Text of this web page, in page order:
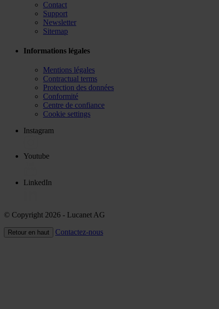
Contact
Support
Newsletter
Sitemap
Informations légales
Mentions légales
Contractual terms
Protection des données
Conformité
Centre de confiance
Cookie settings
Instagram
Youtube
LinkedIn
© Copyright 2026 - Lucanet AG
Retour en haut Contactez-nous